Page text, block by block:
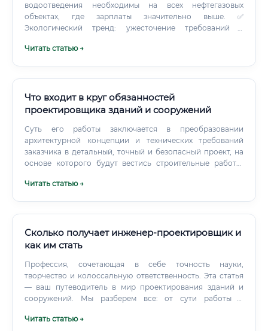
водоотведения необходимы на всех нефтегазовых
объектах, где зарплаты значительно выше. ✅
Экологический тренд: ужесточение требований к
профессию ещё более востребованной. ✅
Читать статью →
Что входит в круг обязанностей
проектировщика зданий и сооружений
Суть его работы заключается в преобразовании
архитектурной концепции и технических требований
заказчика в детальный, точный и безопасный проект, на
основе которого будут вестись строительные работы.
функциональную планировку, то проектировщик
прочным, устойчивым, долговечным и соответствующим
всем строительным нормам и правилам (СНиП, ГОСТ, СП).
Читать статью →
Сколько получает инженер-проектировщик и
как им стать
Профессия, сочетающая в себе точность науки,
творчество и колоссальную ответственность. Эта статья
— ваш путеводитель в мир проектирования зданий и
сооружений. Мы разберем все: от сути работы и
перспектив и того, заменит ли искусственный интеллект
Читать статью →